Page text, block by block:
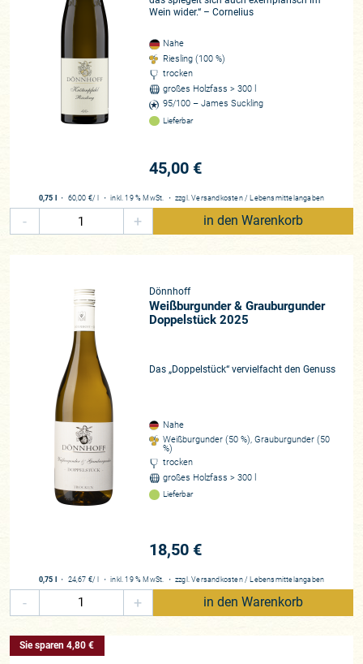
Wein wider.“ – Cornelius
Nahe
Riesling (100 %)
trocken
großes Holzfass > 300 l
95/100 – James Suckling
Lieferbar
45,00 €
0,75 l ・ 60,00 €/ l ・inkl. 19 % MwSt. ・ zzgl.Versandkosten / Lebensmittelangaben
- + in den Warenkorb
Dönnhoff
Weißburgunder & Grauburgunder
Doppelstück 2025
Das „Doppelstück“ vervielfacht den Genuss
Nahe
Weißburgunder (50 %), Grauburgunder (50
%)
trocken
großes Holzfass > 300 l
Lieferbar
18,50 €
0,75 l ・ 24,67 €/ l ・inkl. 19 % MwSt. ・ zzgl.Versandkosten / Lebensmittelangaben
- + in den Warenkorb
Sie sparen 4,80 €